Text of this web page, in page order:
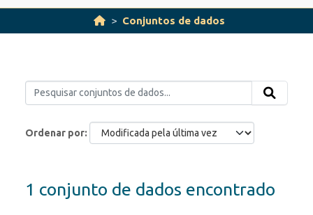
Conjuntos de dados
Ordenar por
1 conjunto de dados encontrado